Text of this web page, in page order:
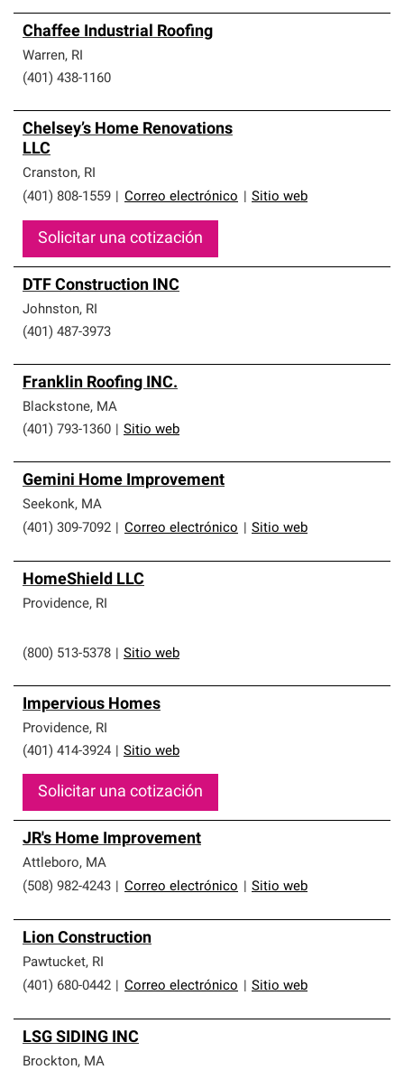
Chaffee Industrial Roofing
Warren, RI
(401) 438-1160
Chelsey’s Home Renovations
LLC
Cranston, RI
(401) 808-1559
Correo electrónico Sitio web
Solicitar una cotización
DTF Construction INC
Johnston, RI
(401) 487-3973
Franklin Roofing INC.
Blackstone, MA
(401) 793-1360
Sitio web
Gemini Home Improvement
Seekonk, MA
(401) 309-7092
Correo electrónico Sitio web
HomeShield LLC
Providence, RI
(800) 513-5378 Sitio web
Impervious Homes
Providence, RI
(401) 414-3924
Sitio web
Solicitar una cotización
JR's Home Improvement
Attleboro, MA
(508) 982-4243
Correo electrónico Sitio web
Lion Construction
Pawtucket, RI
(401) 680-0442
Correo electrónico Sitio web
LSG SIDING INC
Brockton, MA